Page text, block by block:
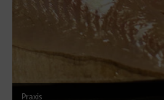
Praxis